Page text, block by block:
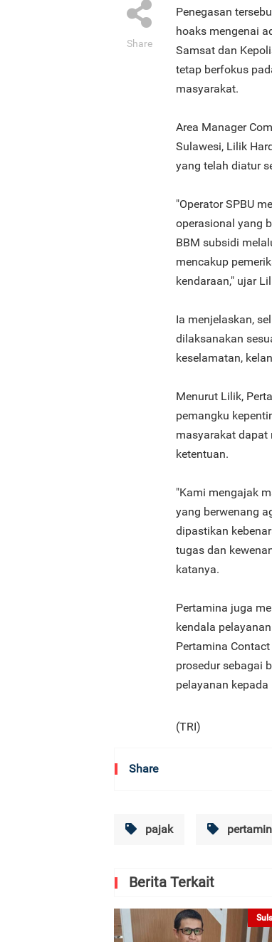
Share
Penegasan
hoaks mengenai
Samsat dan
tetap berfokus
masyarakat.
Area Manager
Sulawesi, Lilik
yang telah diatur
"Operator SPBU
operasional yang
BBM subsidi
mencakup
kendaraan," ujar
Ia menjelaskan,
dilaksanakan
keselamatan,
Menurut Lilik,
pemangku
masyarakat dapat
ketentuan.
"Kami mengajak
yang berwenang
dipastikan
tugas dan
katanya.
Pertamina juga
kendala
Pertamina
prosedur sebagai
pelayanan
(TRI)
Share
pajak
Berita Terkait